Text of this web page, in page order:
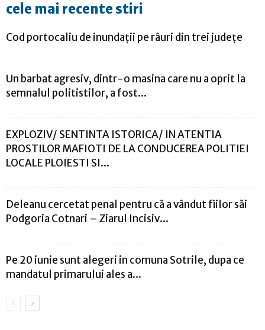
cele mai recente stiri
Cod portocaliu de inundaţii pe râuri din trei judeţe
Un barbat agresiv, dintr-o masina care nu a oprit la
semnalul politistilor, a fost...
EXPLOZIV/ SENTINTA ISTORICA/ IN ATENTIA
PROSTILOR MAFIOTI DE LA CONDUCEREA POLITIEI
LOCALE PLOIESTI SI...
Deleanu cercetat penal pentru că a vândut fiilor săi
Podgoria Cotnari – Ziarul Incisiv...
Pe 20 iunie sunt alegeri in comuna Sotrile, dupa ce
mandatul primarului ales a...